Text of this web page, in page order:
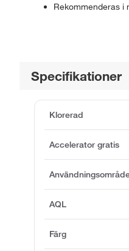
Rekommenderas i
Specifikationer
Klorerad
Accelerator gratis
AQL
Färg